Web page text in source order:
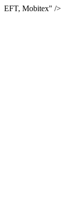
EFT, Mobitex" />